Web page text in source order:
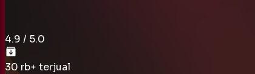
4.9 / 5.0
30 rb+ terjual